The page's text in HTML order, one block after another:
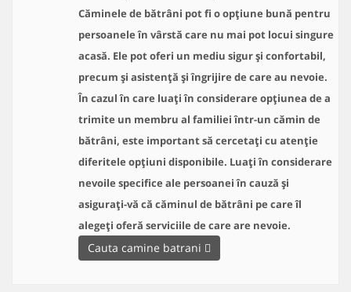
Căminele de bătrâni pot fi o opțiune bună pentru
persoanele în vârstă care nu mai pot locui singure
acasă. Ele pot oferi un mediu sigur și confortabil,
precum și asistență și îngrijire de care au nevoie.
În cazul în care luați în considerare opțiunea de a
trimite un membru al familiei într-un cămin de
bătrâni, este important să cercetați cu atenție
diferitele opțiuni disponibile. Luați în considerare
nevoile specifice ale persoanei în cauză și
asigurați-vă că căminul de bătrâni pe care îl
alegeți oferă serviciile de care are nevoie.
Cauta camine batrani